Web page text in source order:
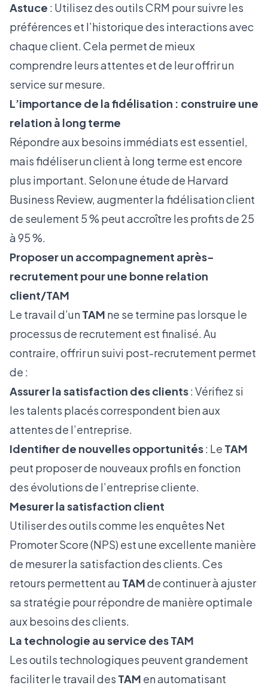
Astuce : Utilisez des outils CRM pour suivre les
préférences et l’historique des interactions avec
chaque client. Cela permet de mieux
comprendre leurs attentes et de leur offrir un
service sur mesure.
L’importance de la fidélisation : construire une
relation à long terme
Répondre aux besoins immédiats est essentiel,
mais fidéliser un client à long terme est encore
plus important. Selon une étude de Harvard
Business Review, augmenter la fidélisation client
de seulement 5 % peut accroître les profits de 25
à 95 %.
Proposer un accompagnement après-
recrutement pour une bonne relation
client/TAM
Le travail d’unTAM ne se termine pas lorsque le
processus de recrutement est finalisé. Au
contraire, offrir un suivi post-recrutement permet
de :
Assurer la satisfaction des clients: Vérifiez si
les talents placés correspondent bien aux
attentes de l’entreprise.
Identifier de nouvelles opportunités: Le TAM
peut proposer de nouveaux profils en fonction
des évolutions de l’entreprise cliente.
Mesurer la satisfaction client
Utiliser des outils comme les enquêtes Net
Promoter Score (NPS) est une excellente manière
de mesurer la satisfaction des clients. Ces
retours permettent au TAMde continuer à ajuster
sa stratégie pour répondre de manière optimale
aux besoins des clients.
La technologie au service des TAM
Les outils technologiques peuvent grandement
faciliter le travail des TAM en automatisant